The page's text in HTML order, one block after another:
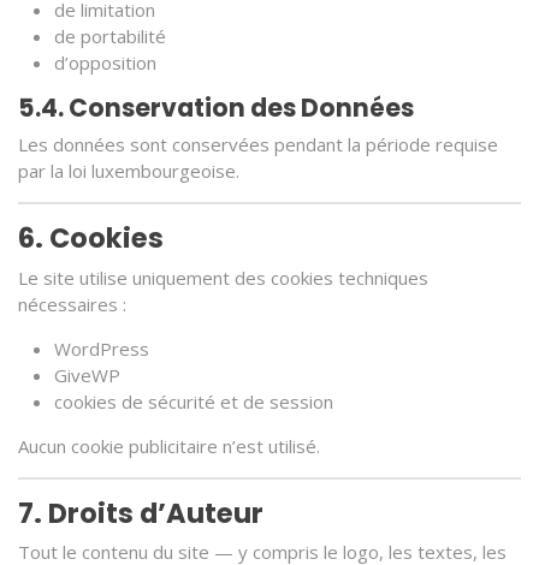
de limitation
de portabilité
d’opposition
5.4. Conservation des Données
Les données sont conservées pendant la période requise
par la loi luxembourgeoise.
6. Cookies
Le site utilise uniquement des cookies techniques
nécessaires :
WordPress
GiveWP
cookies de sécurité et de session
Aucun cookie publicitaire n’est utilisé.
7. Droits d’Auteur
Tout le contenu du site — y compris le logo, les textes, les